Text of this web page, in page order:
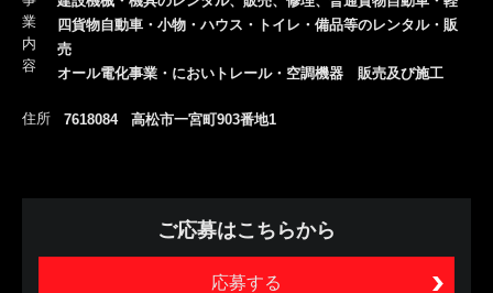
業
内
容
四貨物自動車・小物・ハウス・トイレ・備品等のレンタル・販
売
オール電化事業・においトレール・空調機器 販売及び施工
住所 7618084 高松市一宮町903番地1
ご応募はこちらから
応募する